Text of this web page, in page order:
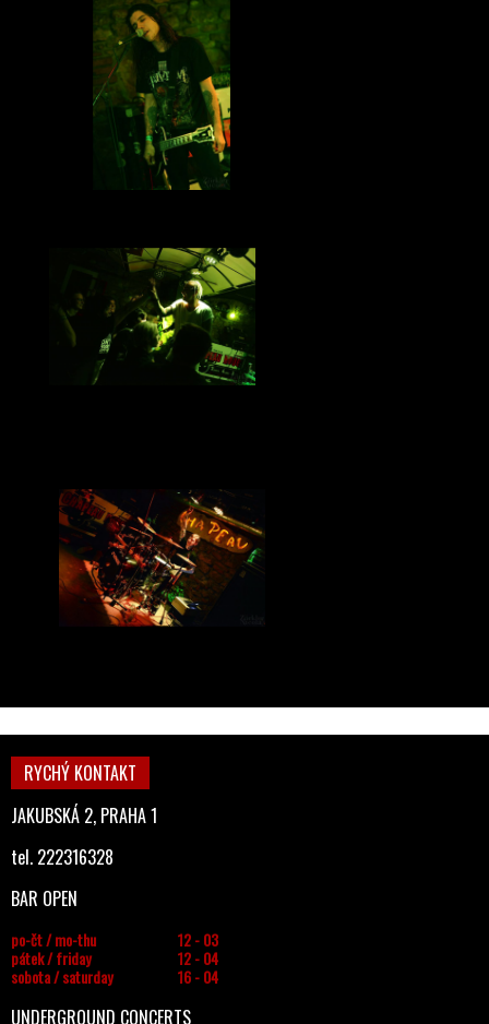
RYCHÝ KONTAKT
JAKUBSKÁ 2, PRAHA 1
tel. 222316328
BAR OPEN
po-čt / mo-thu
12 - 03
pátek / friday
12 - 04
sobota / saturday
16 - 04
UNDERGROUND CONCERTS